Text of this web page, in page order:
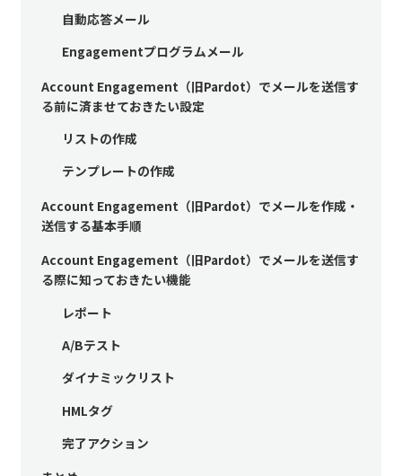
自動応答メール
Engagementプログラムメール
Account Engagement（旧Pardot）でメールを送信す
る前に済ませておきたい設定
リストの作成
テンプレートの作成
Account Engagement（旧Pardot）でメールを作成・
送信する基本手順
Account Engagement（旧Pardot）でメールを送信す
る際に知っておきたい機能
レポート
A/Bテスト
ダイナミックリスト
HMLタグ
完了アクション